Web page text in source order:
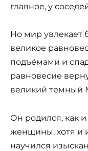
главное, у
Но мир увлекает
великое
подъёмами и
равновесие
великий темный
Он родился, как
женщины, хотя и
научился